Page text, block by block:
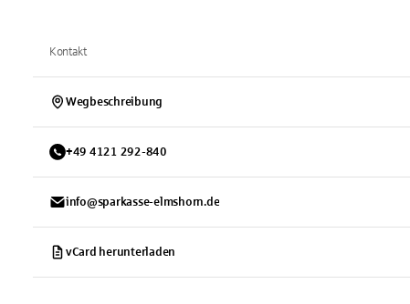
Kontakt
Wegbeschreibung
+49 4121 292-840
info@sparkasse-elmshorn.de
vCard herunterladen